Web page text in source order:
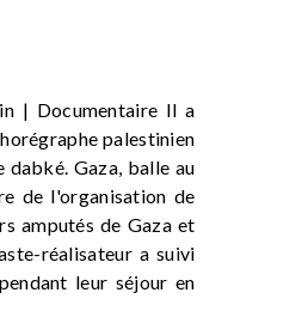
| Documentaire Il a
palestinien
dabké. Gaza, balle au
de l'organisation de
amputés de Gaza et
réalisateur a suivi
leur séjour en